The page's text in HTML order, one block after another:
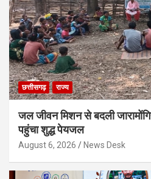
छत्तीसगढ़ राज्य
जल जीवन मिशन से बदली
पहुंचा शुद्ध पेयजल
August 6, 2026 News Desk